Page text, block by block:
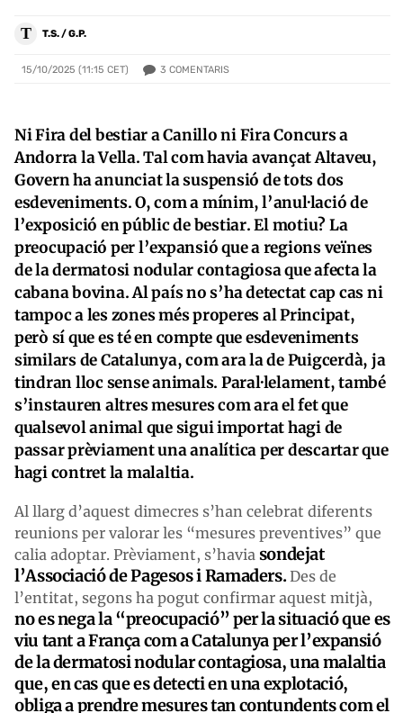
T T.S. / G.P.
15/10/2025 (11:15 CET) 3 COMENTARIS
Ni Fira del bestiar a Canillo ni Fira Concurs a
Andorra la Vella. Tal com havia avançat Altaveu,
Govern ha anunciat la suspensió de tots dos
esdeveniments. O, com a mínim, l’anul·lació de
l’exposició en públic de bestiar. El motiu? La
preocupació per l’expansió que a regions veïnes
de la dermatosi nodular contagiosa que afecta la
cabana bovina. Al país no s’ha detectat cap cas ni
tampoc a les zones més properes al Principat,
però sí que es té en compte que esdeveniments
similars de Catalunya, com ara la de Puigcerdà, ja
tindran lloc sense animals. Paral·lelament, també
s’instauren altres mesures com ara el fet que
qualsevol animal que sigui importat hagi de
passar prèviament una analítica per descartar que
hagi contret la malaltia.
Al llarg d’aquest dimecres s’han celebrat diferents
reunions per valorar les “mesures preventives” que
calia adoptar. Prèviament, s’havia sondejat
l’Associació de Pagesos i Ramaders.Des de
l’entitat, segons ha pogut confirmar aquest mitjà,
no es nega la “preocupació” per la situació que es
viu tant a França com a Catalunya per l’expansió
de la dermatosi nodular contagiosa, una malaltia
que, en cas que es detecti en una explotació,
obliga a prendre mesures tan contundents com el